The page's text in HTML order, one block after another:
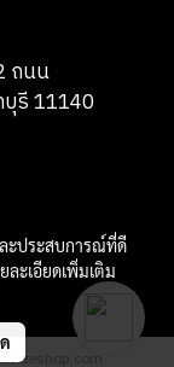
ถนน
บุรี 11140
ะประสบการณ์ที่ดี
ละเอียดเพิ่มเติม